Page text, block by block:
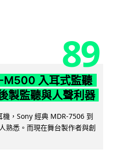
89
M500 入耳式監聽
製監聽與人聲利器
，Sony 經典 MDR-7506 到
熟悉。而現在舞台製作者與創